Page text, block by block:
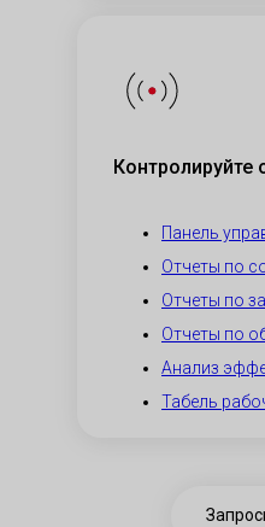
Контролируйте
Панель
Отчеты по
Отчеты по
Отчеты по
Анализ
Табель